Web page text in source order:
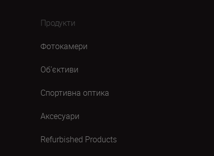
Продукти
Фотокамери
Об’єктиви
Спортивна оптика
Аксесуари
Refurbished Products